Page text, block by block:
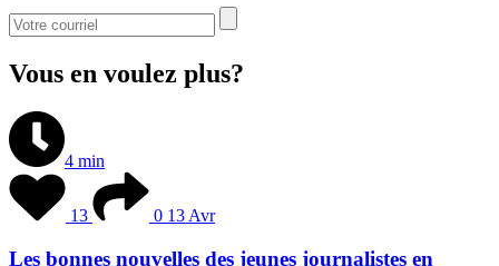
Vous en voulez plus?
4 min
13 0 13 Avr
Les bonnes nouvelles des jeunes journalistes en